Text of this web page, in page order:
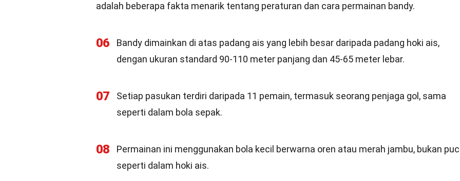
adalah beberapa fakta menarik tentang peraturan dan cara permainan bandy.
06
Bandy dimainkan di atas padang ais yang lebih besar daripada padang hoki ais,
dengan ukuran standard 90-110 meter panjang dan 45-65 meter lebar.
07
Setiap pasukan terdiri daripada 11 pemain, termasuk seorang penjaga gol, sama
seperti dalam bola sepak.
08
Permainan ini menggunakan bola kecil berwarna oren atau merah jambu, bukan
seperti dalam hoki ais.